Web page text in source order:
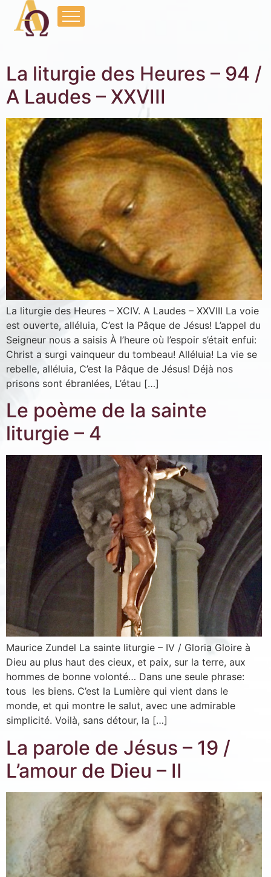
La liturgie des Heures – 94 /
A Laudes – XXVIII
La liturgie des Heures – XCIV. A Laudes – XXVIII La voie
est ouverte, alléluia, C’est la Pâque de Jésus! L’appel du
Seigneur nous a saisis À l’heure où l’espoir s’était enfui:
Christ a surgi vainqueur du tombeau! Alléluia! La vie se
rebelle, alléluia, C’est la Pâque de Jésus! Déjà nos
prisons sont ébranlées, L’étau […]
Le poème de la sainte
liturgie – 4
Maurice Zundel La sainte liturgie – IV / Gloria Gloire à
Dieu au plus haut des cieux, et paix, sur la terre, aux
hommes de bonne volonté… Dans une seule phrase:
tous les biens. C’est la Lumière qui vient dans le
monde, et qui montre le salut, avec une admirable
simplicité. Voilà, sans détour, la […]
La parole de Jésus – 19 /
L’amour de Dieu – II
Inscription News Letter
Si vous souhaitez recevoir nos dernières actualités,
veuillez indiquer ci-dessous votre adresse mail.
S'inscrire
Se désinscrire